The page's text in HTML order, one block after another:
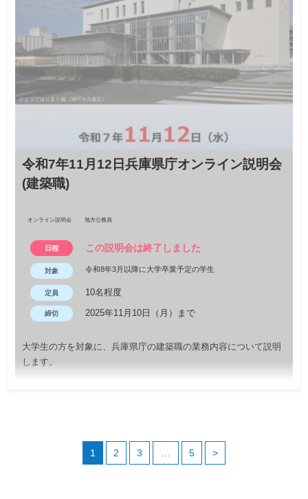
を目指している方、京都府や兵庫県での就職を検討している方は
ぜひご参加ください。
令和7年11月12日兵庫県庁オンライン説明会
(建築職)
オンライン説明会 地方公務員
日程 この説明会は終了しました
対象 令和8年3月以降に大学卒業予定の学生
定員 10名程度
締切 2025年11月10日（月）まで
大学生の方を対象に、兵庫県庁の建築職の業務内容について説明
します。
1 2 3 5 >